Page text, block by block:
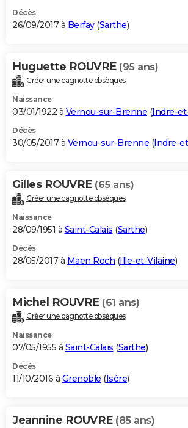
Décès
26/09/2017 à Berfay(Sarthe)
Huguette ROUVRE (95 ans)
Créer une cagnotte obsèques
Naissance
03/01/1922 à Vernou-sur-Brenne (Indre-
Décès
30/05/2017 à Vernou-sur-Brenne (Indre-
Gilles ROUVRE (65 ans)
Créer une cagnotte obsèques
Naissance
28/09/1951 à Saint-Calais (Sarthe)
Décès
28/05/2017 à Maen Roch (Ille-et-Vilaine)
Michel ROUVRE (61 ans)
Créer une cagnotte obsèques
Naissance
07/05/1955 à Saint-Calais (Sarthe)
Décès
11/10/2016 à Grenoble (Isère)
Jeannine ROUVRE (85 ans)